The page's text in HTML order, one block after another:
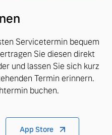
Servicetermin bequem
Sie diesen direkt
und lassen Sie sich kurz
Termin erinnern.
buchen.
App Store